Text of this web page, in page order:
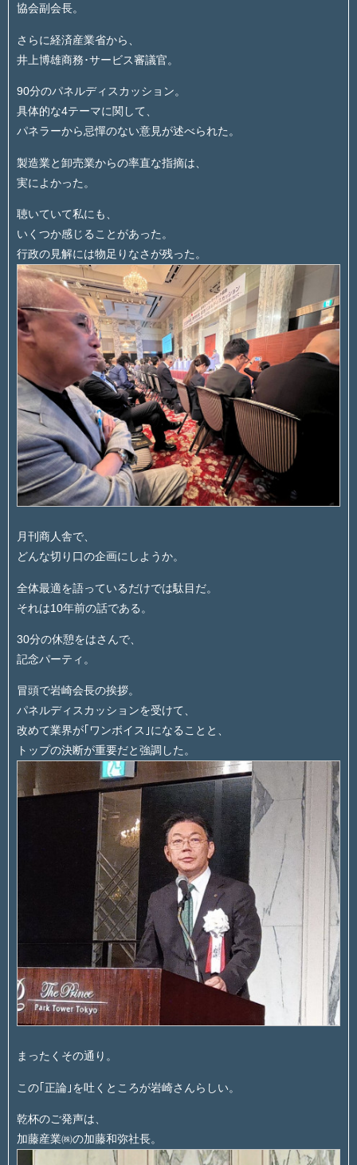
協会副会長。
さらに経済産業省から、
井上博雄商務･サービス審議官。
90分のパネルディスカッション。
具体的な4テーマに関して、
パネラーから忌憚のない意見が述べられた。
製造業と卸売業からの率直な指摘は、
実によかった。
聴いていて私にも、
いくつか感じることがあった。
行政の見解には物足りなさが残った。
月刊商人舎で、
どんな切り口の企画にしようか。
全体最適を語っているだけでは駄目だ。
それは10年前の話である。
30分の休憩をはさんで、
記念パーティ。
冒頭で岩崎会長の挨拶。
パネルディスカッションを受けて、
改めて業界が｢ワンボイス｣になることと、
トップの決断が重要だと強調した。
まったくその通り。
この｢正論｣を吐くところが岩崎さんらしい。
乾杯のご発声は、
加藤産業㈱の加藤和弥社長。